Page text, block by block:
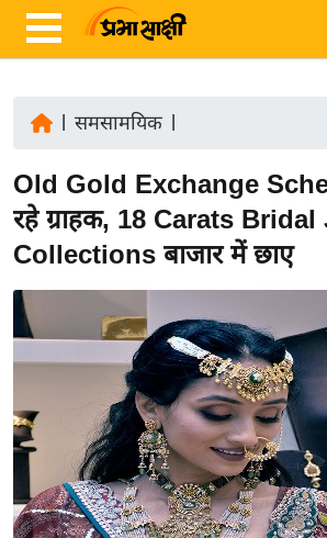
ज़ा
ख
ब
र
रा
ष्ट्री
य
त
र्रा
ष्ट्री
य
समसामयिक
Old Gold Exchange
रहे ग्राहक, 18 Carats
Collections बाजार में छाए